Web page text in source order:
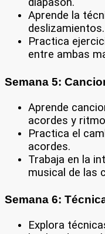
Aprende la
deslizamientos.
Practica
entre ambas
Semana 5:
Aprende
acordes y
Practica el
acordes.
Trabaja en la
musical de las
Semana 6:
Explora